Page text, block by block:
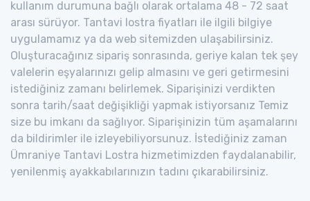
kullanım durumuna bağlı olarak ortalama 48 - 72 saat
arası sürüyor. Tantavi lostra fiyatları ile ilgili bilgiye
uygulamamız ya da web sitemizden ulaşabilirsiniz.
Oluşturacağınız sipariş sonrasında, geriye kalan tek şey
valelerin eşyalarınızı gelip almasını ve geri getirmesini
istediğiniz zamanı belirlemek. Siparişinizi verdikten
sonra tarih/saat değişikliği yapmak istiyorsanız Temiz
size bu imkanı da sağlıyor. Siparişinizin tüm aşamalarını
da bildirimler ile izleyebiliyorsunuz. İstediğiniz zaman
Ümraniye Tantavi Lostra hizmetimizden faydalanabilir,
yenilenmiş ayakkabılarınızın tadını çıkarabilirsiniz.